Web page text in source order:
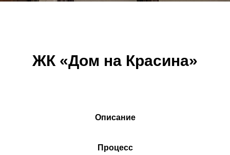
ЖК «Дом на Красина»
Описание
Процесс